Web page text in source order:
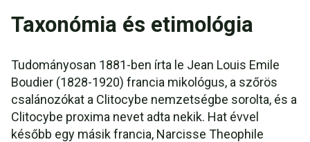
Taxonómia és etimológia
Tudományosan 1881-ben írta le Jean Louis Emile
Boudier (1828-1920) francia mikológus, a szőrös
csalánozókat a Clitocybe nemzetségbe sorolta, és a
Clitocybe proxima nevet adta nekik. Hat évvel
később egy másik francia, Narcisse Theophile